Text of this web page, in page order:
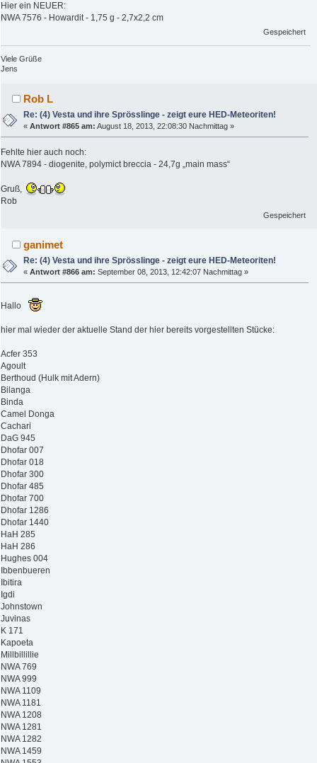
Hier ein NEUER:
NWA 7576 - Howardit - 1,75 g - 2,7x2,2 cm
Gespeichert
Viele Grüße
Jens
Rob L
Re: (4) Vesta und ihre Sprösslinge - zeigt eure HED-Meteoriten!
«Antwort #865 am: August 18, 2013, 22:08:30 Nachmittag »
Fehlte hier auch noch:
NWA 7894 - diogenite, polymict breccia - 24,7g „main mass“
Gruß,
Rob
Gespeichert
ganimet
Re: (4) Vesta und ihre Sprösslinge - zeigt eure HED-Meteoriten!
«Antwort #866 am: September 08, 2013, 12:42:07 Nachmittag »
Hallo
hier mal wieder der aktuelle Stand der hier bereits vorgestellten Stücke:
Acfer 353
Agoult
Berthoud (Hulk mit Adern)
Bilanga
Binda
Camel Donga
Cachari
DaG 945
Dhofar 007
Dhofar 018
Dhofar 300
Dhofar 485
Dhofar 700
Dhofar 1286
Dhofar 1440
HaH 285
HaH 286
Hughes 004
Ibbenbueren
Ibitira
Igdi
Johnstown
Juvinas
K 171
Kapoeta
Millbillillie
NWA 769
NWA 999
NWA 1109
NWA 1181
NWA 1208
NWA 1281
NWA 1282
NWA 1459